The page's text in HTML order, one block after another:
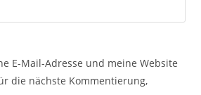
E-Mail-Adresse und meine Website
die nächste Kommentierung,